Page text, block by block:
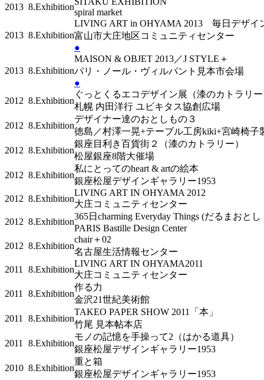
2013 8.Exhibition
spiral market
2013 8.Exhibition
LIVING ART in OHYAMA 2013 毎日デザイ
富山市大庄地区コミュニティセンター
●
2013 8.Exhibition
MAISON & OBJET 2013／J STYLE＋
パリ・ノール・ヴィルパント見本市会場
●
2012 8.Exhibition
ぐっとくるエコデザイン展（漆のカトラリ
札幌 内田洋行 ユビキタス協創広場
2012 8.Exhibition
デザイナー達のおとしもの３
徳島／村澤一晃+テーブル工房kiki+宮崎椅子
2012 8.Exhibition
銀座目利き百貨街２（漆のカトラリー）
松屋銀座8階大催場
2012 8.Exhibition
私にとってのheart & artの絵本
銀座松屋デザインギャラリー1953
2012 8.Exhibition
LIVING ART IN OHYAMA 2012
大庄コミュニティセンター
2012 8.Exhibition
365日charming Everyday Things (だるまおと
PARIS Bastille Design Center
2012 8.Exhibition
chair＋02
名古屋生活情報センター
2011
8.Exhibition
LIVING ART IN OHYAMA2011
大庄コミュニティセンター
2011
8.Exhibition
作る力
金沢21世紀美術館
2011
8.Exhibition
TAKEO PAPER SHOW 2011「本」
竹尾 見本帖本店
2011
8.Exhibition
モノの記憶を手操って2（はかる道具）
銀座松屋デザインギャラリー1953
2010 8.Exhibition
重と箱
銀座松屋デザインギャラリー1953